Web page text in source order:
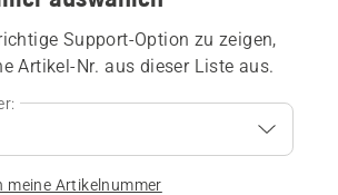
Support-Option zu zeigen,
Artikel-Nr. aus dieser Liste aus.
meine Artikelnummer